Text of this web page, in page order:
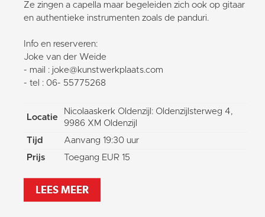
Ze zingen a capella maar begeleiden zich ook op gitaar
en authentieke instrumenten zoals de panduri.
Info en reserveren:
Joke van der Weide
- mail : joke@kunstwerkplaats.com
- tel : 06- 55775268
Locatie
Nicolaaskerk Oldenzijl: Oldenzijlsterweg 4,
9986 XM Oldenzijl
Tijd
Aanvang 19:30 uur
Prijs
Toegang EUR 15
LEES MEER